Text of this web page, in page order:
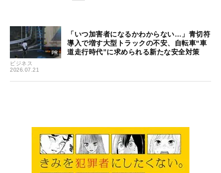
ビジネス
2026.07.21
「いつ加害者になるかわからない…」青切符
導入で増す大型トラックの不安、自転車“車
道走行時代”に求められる新たな安全対策